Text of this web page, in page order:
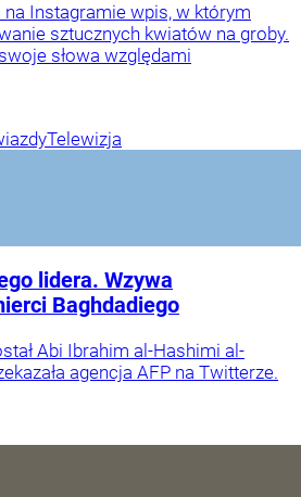
na Instagramie wpis, w którym
sztucznych kwiatów na groby.
słowa względami
Telewizja
lidera. Wzywa
Baghdadiego
Abi Ibrahim al-Hashimi al-
agencja AFP na Twitterze.